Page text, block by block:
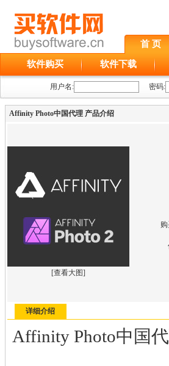
首 页
软件购买 软件下载
用户名: 密码:
Affinity Photo中国代理 产品介绍
[查看大图]
详细介绍
Affinity Photo中国